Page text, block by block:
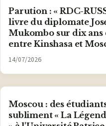
Parution : « RDC-
livre du diplomate
Mukombo sur dix
entre Kinshasa et
14/07/2026
Moscou : des
subliment « La